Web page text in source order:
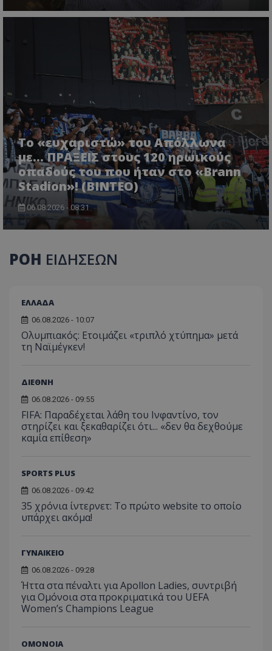
Το «ευχαριστώ» του Απόλλωνα
με... ΠΡΑΞΕΙΣ στους 120 ηρωικούς
οπαδούς του που ήταν στο «Brann
Stadion»! (ΒΙΝΤΕΟ)
06.08.2026 - 08:31
ΡΟΗ ΕΙΔΗΣΕΩΝ
ΕΛΛΑΔΑ
06.08.2026 - 10:07
Ολυμπιακός: Ετοιμάζει «τριπλό χτύπημα» μετά
τη Ναϊμέγκεν!
ΔΙΕΘΝΗ
06.08.2026 - 09:55
FIFA: Παραδέχεται λάθη του Ινφαντίνο, τον
στηρίζει και ξεκαθαρίζει ότι... «δεν θα δεχθούμε
καμία επίθεση»
SPORTS PLUS
06.08.2026 - 09:42
35 χρόνια ίντερνετ: Το πρώτο website το οποίο
υπάρχει ακόμα!
ΓΥΝΑΙΚΕΙΟ
06.08.2026 - 09:28
Ήττα στα πέναλτι για Apollon Ladies, συντριβή
για Ομόνοια στα προκριματικά του UEFA
Women’s Champions League
ΟΜΟΝΟΙΑ